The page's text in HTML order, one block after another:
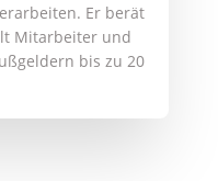
Er berät
Mitarbeiter und
bis zu 20